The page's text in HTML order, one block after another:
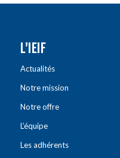
L’IEIF
Actualités
Notre mission
Notre offre
L’équipe
Les adhérents